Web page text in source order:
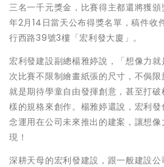
三名一千元獎金，比賽得主都還將獲頒
年2月14日當天公布得獎名單，稿件收
行西路39號3樓「宏利發大廈」。
宏利發建設副總楊雅婷說，「想像力
次比賽不限制繪畫紙張的尺寸，不侷限
就是期待學童自由發揮創意，甚至打
樣的規格來創作。楊雅婷還說，宏利
念運用在公司未來推出的建案，讓想
現！
深耕天母的宏利發建設，跟一般建設